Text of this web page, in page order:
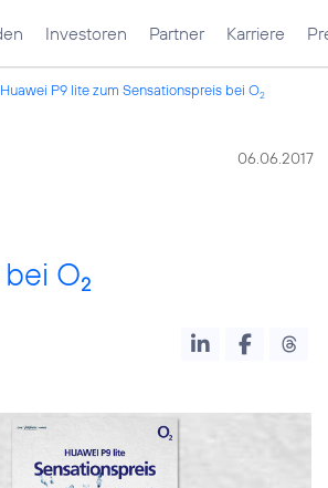
Investoren Partner Karriere
P9 lite zum Sensationspreis bei O2
06.06.2017
O2